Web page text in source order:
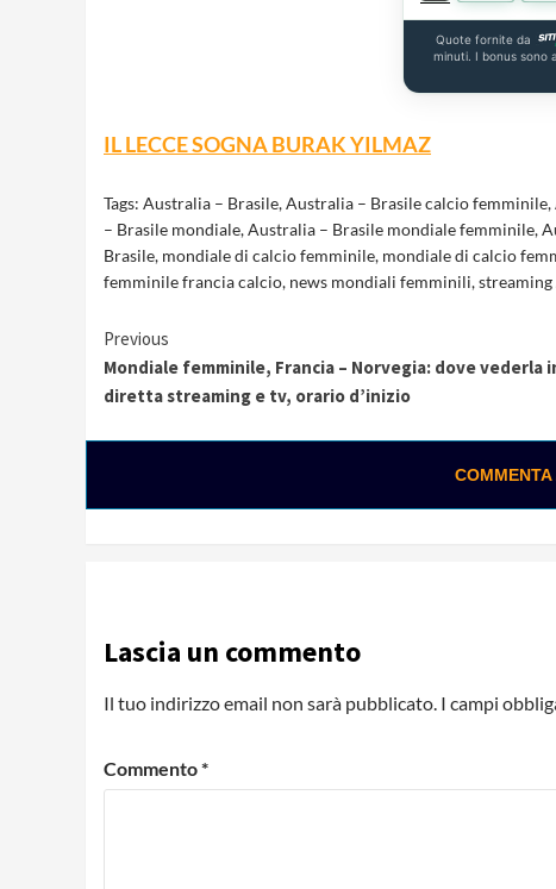
Quote fornite da
minuti. I bonus sono
IL LECCE SOGNA BURAK YILMAZ
Tags: Australia – Brasile,Australia – Brasile calcio femminile,
– Brasile mondiale,Australia – Brasile mondiale femminile,
Brasile, mondiale di calcio femminile, mondiale di calcio
femminile francia calcio, news mondiali femminili,
Continue
Reading
Previous
Mondiale femminile, Francia – Norvegia: dove vederla
diretta streaming e tv, orario d’inizio
Lascia un commento
Il tuo indirizzo email non sarà pubblicato. I campi
Commento*